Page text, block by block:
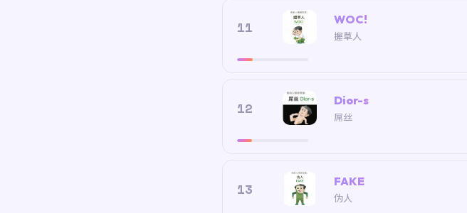
11 WOC!
握草人
12 Dior-s
屌丝
13 FAKE
伪人